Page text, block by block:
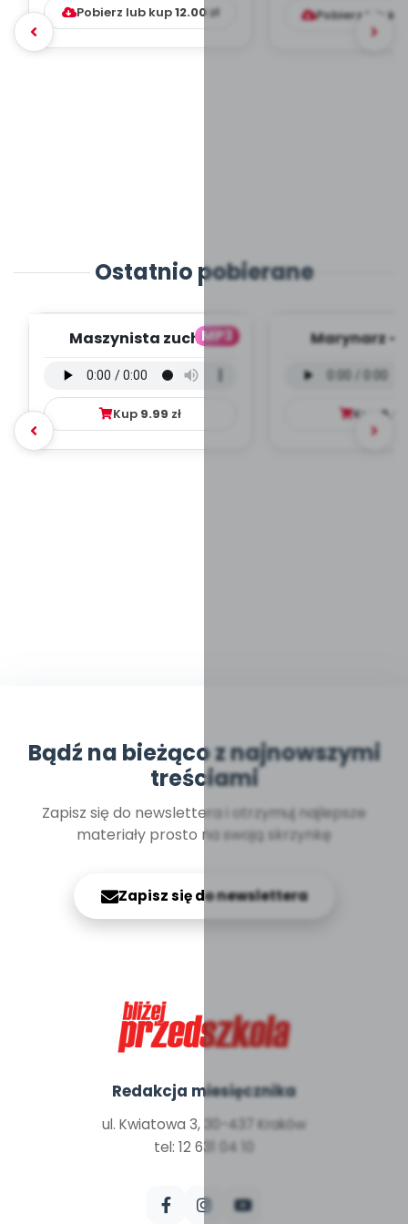
Pobierz lub kup12.00zł Pobierz lub
Ostatnio pobierane
MP3
Maszynista zuch -
mp3)
Kup 9.99 zł
Marynarz -
Kup 9.99
Bądź na bieżąco z najnowszymi
treściami
Zapisz się do newslettera i otrzymuj najlepsze
materiały prosto na swoją skrzynkę
Zapisz się do newslettera
Redakcja miesięcznika
ul. Kwiatowa 3, 30-437 Kraków
tel: 12 631 04 10